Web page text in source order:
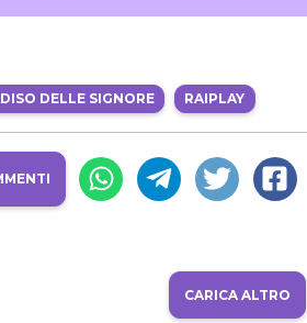
DELLE SIGNORE RAIPLAY
CARICA ALTRO